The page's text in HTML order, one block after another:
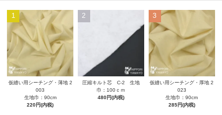
1
仮縫い用シーチング・薄地 2
003
生地巾：90cm
220円(内税)
2
圧縮キルト芯 C-2 生地
巾：100ｃｍ
480円(内税)
3
仮縫い用シーチング・厚地 2
023
生地巾：90cm
285円(内税)